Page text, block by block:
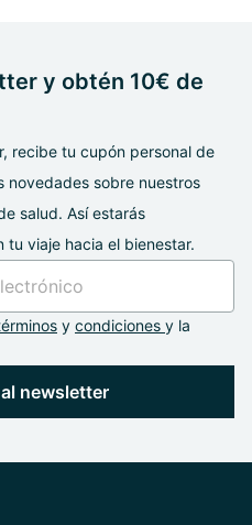
y obtén 10€ de
recibe tu cupón personal de
novedades sobre nuestros
salud. Así estarás
viaje hacia el bienestar.
y condiciones y la
newsletter